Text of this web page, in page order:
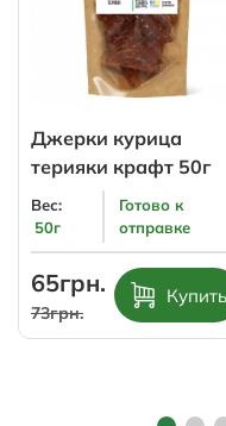
Джерки курица
терияки крафт 50г
Вес:
50г
Готово к
отправке
65грн.
73грн.
Купить